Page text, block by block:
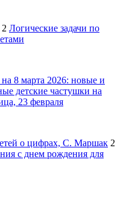
2 Логические задачи по
8 марта 2026: новые и
детские частушки на
23 февраля
о цифрах, С. Маршак 2
с днем рождения для